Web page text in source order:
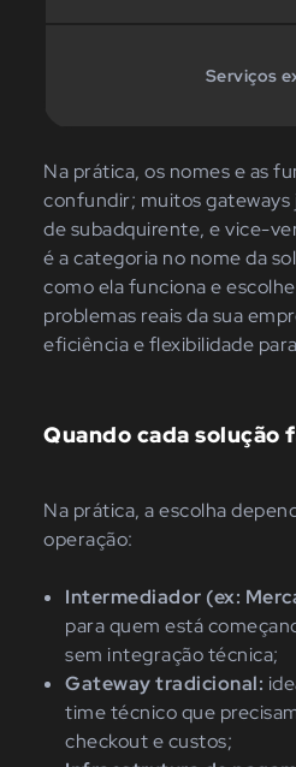
Serviços
Na prática, os nomes e as
confundir; muitos
de subadquirente, e vice-
é a categoria no nome da
como ela funciona e
problemas reais da sua
eficiência e flexibilidade
Quando cada solução
Na prática, a escolha
operação:
Intermediador (ex:
para quem está
sem integração técnica;
Gateway tradicional:
time técnico que
checkout e custos;